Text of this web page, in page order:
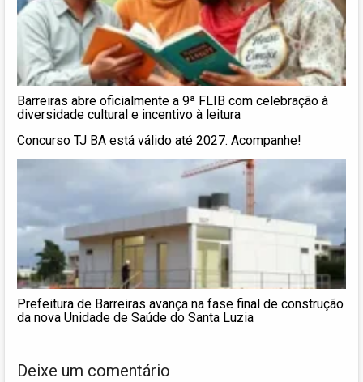
Barreiras abre oficialmente a 9ª FLIB com celebração à
diversidade cultural e incentivo à leitura
Concurso TJ BA está válido até 2027. Acompanhe!
Prefeitura de Barreiras avança na fase final de construção
da nova Unidade de Saúde do Santa Luzia
Deixe um comentário